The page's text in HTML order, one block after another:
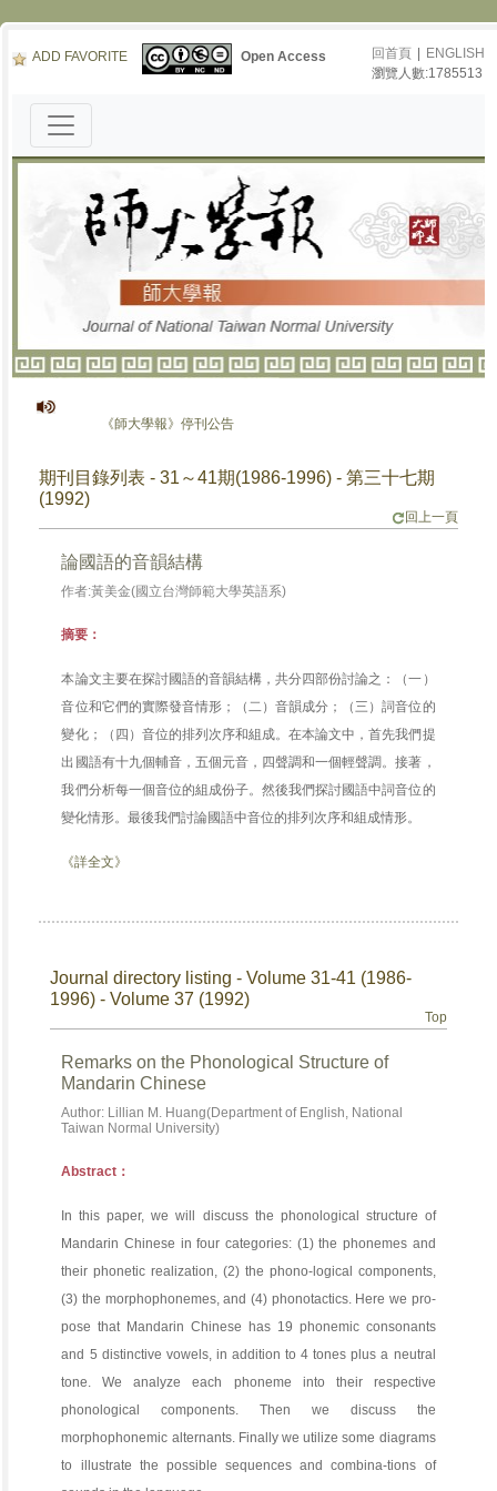
ADD FAVORITE Open Access 回首頁
ENGLISH
瀏覽人數:1785513
《師大學報》停刊公告
期刊目錄列表 - 31～41期(1986-1996) - 第三十七期
(1992)
回上一頁
論國語的音韻結構
作者:黃美金(國立台灣師範大學英語系)
摘要：
本論文主要在探討國語的音韻結構，共分四部份討論之：（一）
音位和它們的實際發音情形；（二）音韻成分；（三）詞音位的
變化；（四）音位的排列次序和組成。在本論文中，首先我們提
出國語有十九個輔音，五個元音，四聲調和一個輕聲調。接著，
我們分析每一個音位的組成份子。然後我們探討國語中詞音位的
變化情形。最後我們討論國語中音位的排列次序和組成情形。
《詳全文》
Journal directory listing - Volume 31-41 (1986-
1996) - Volume 37 (1992)
Top
Remarks on the Phonological Structure of
Mandarin Chinese
Author: Lillian M. Huang(Department of English, National
Taiwan Normal University)
Abstract：
In this paper, we will discuss the phonological structure of
Mandarin Chinese in four categories: (1) the phonemes and
their phonetic realization, (2) the phono-logical components,
(3) the morphophonemes, and (4) phonotactics. Here we pro-
pose that Mandarin Chinese has 19 phonemic consonants
and 5 distinctive vowels, in addition to 4 tones plus a neutral
tone. We analyze each phoneme into their respective
phonological components. Then we discuss the
morphophonemic alternants. Finally we utilize some diagrams
to illustrate the possible sequences and combina-tions of